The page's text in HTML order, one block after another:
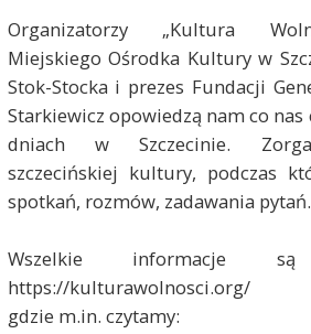
Organizatorzy „Kultura
Miejskiego Ośrodka Kultury w
Stok-Stocka i prezes Fundacji
Starkiewicz opowiedzą nam co nas
dniach w Szczecinie.
szczecińskiej kultury, podczas
spotkań, rozmów, zadawania pytań.
Wszelkie informacje
https://kulturawolnosci.org/
gdzie m.in. czytamy: